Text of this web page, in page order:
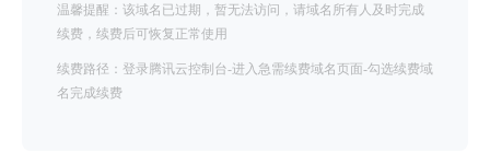
温馨提醒：该域名已过期，暂无法访问，请域名所有人及时完成
续费，续费后可恢复正常使用
续费路径：登录腾讯云控制台-进入急需续费域名页面-勾选续费域
名完成续费